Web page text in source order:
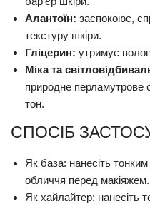
Алантоїн: заспокоює,
текстуру шкіри.
Гліцерин: утримує
Міка та
природне перламутрове
тон.
СПОСІБ
Як база: нанесіть
обличчя перед макіяжем.
Як хайлайтер: нанесіть